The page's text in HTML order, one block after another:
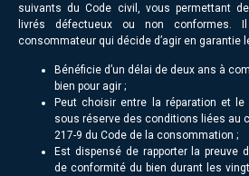
suivants du Code civil, vous permettant
livrés défectueux ou non conformes.
consommateur qui décide d’agir en garantie
Bénéficie d’un délai de deux ans à
bien pour agir ;
Peut choisir entre la réparation et le
sous réserve des conditions liées au
217-9 du Code de la consommation ;
Est dispensé de rapporter la preuve
de conformité du bien durant les